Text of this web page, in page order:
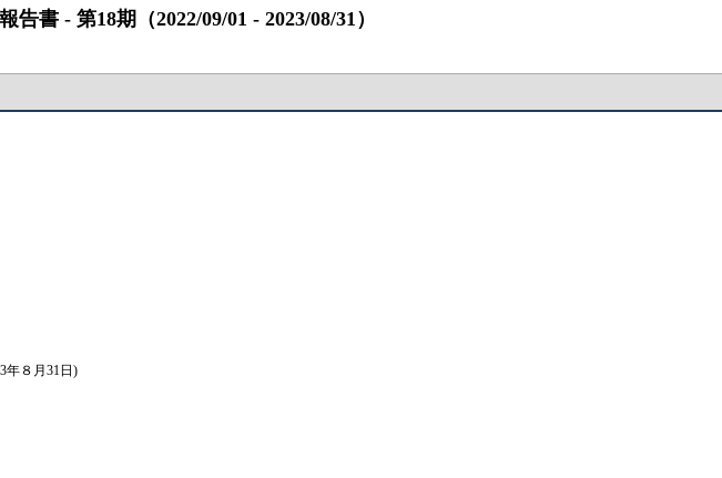
‐ 第18期（2022/09/01 ‐ 2023/08/31）